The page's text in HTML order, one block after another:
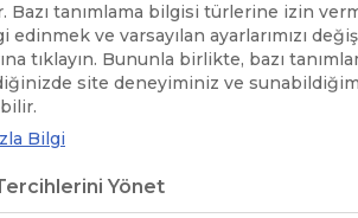
ÖNEMLİ DUYURULAR / MACARİSTAN İKİLİ
İKİLİ GEÇİŞ
Bazı tanımlama bilgisi türlerine izin
edinmek ve varsayılan ayarlarımızı
tıklayın. Bununla birlikte, bazı
site deneyiminiz ve
Bilgi
Yönet